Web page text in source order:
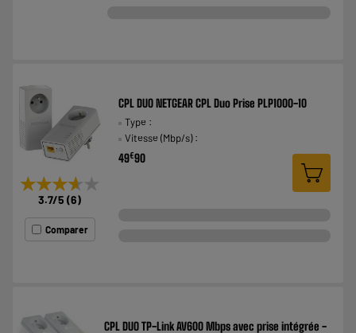
★★★★★
★★★★★
3.7/5 (6)
Comparer
CPL DUO NETGEAR CPL Duo Prise PLP1000-10
Type :
Vitesse (Mbp/s) :
49€90
CPL DUO TP-Link AV600 Mbps avec prise intégrée -